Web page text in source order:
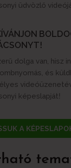
üdvözlő
dolga van, hisz
és
képeslapját!
A